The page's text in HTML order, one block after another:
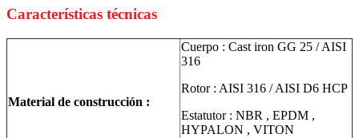
Características técnicas
Material de construcción :
Cuerpo : Cast iron GG 25 / AISI
316
Rotor : AISI 316 / AISI D6 HCP
Estatutor : NBR , EPDM ,
HYPALON , VITON